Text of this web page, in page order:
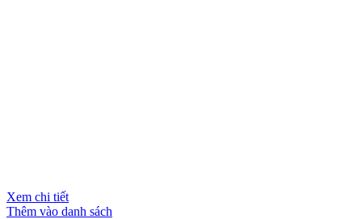
Xem chi tiết
Thêm vào danh sách